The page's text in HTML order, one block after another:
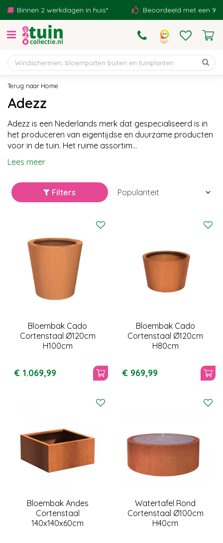
Home
2 werkdagen in huis* Beoordeeld met een 9,1!
Adezz
Adezz is een Nederlands merk dat gespecialiseerd is in
het produceren van eigentijdse en duurzame producten
voor in de tuin. Het ruime assortim...
Lees meer
Filters
Bloembak Cado
Cortenstaal Ø120cm
H100cm
€ 1.069,99
Bloembak Cado
Cortenstaal Ø120cm
H80cm
€ 969,99
Bloembak Andes
Cortenstaal
140x140x60cm
Watertafel Rond
Cortenstaal Ø100cm
H40cm